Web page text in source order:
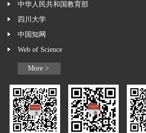
中华人民共和国教育部
四川大学
中国知网
Web of Science
More >